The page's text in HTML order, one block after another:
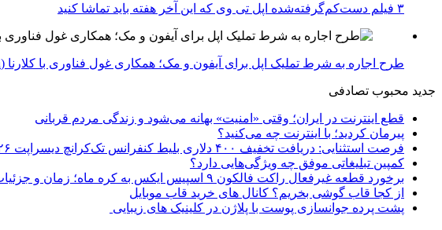
۳ فیلم دست‌کم‌گرفته‌شده اپل تی وی که این آخر هفته باید تماشا کنید
طرح اجاره به شرط تملیک اپل برای آیفون و مک؛ همکاری غول فناوری با کلارنا (Klarna)
جدید محبوب تصادفی
قطع اینترنت در ایران؛ وقتی «امنیت» بهانه می‌شود و زندگی مردم قربانی
پیرمان کردید؛ با اینترنت چه می‌کنید؟
فرصت استثنایی: دریافت تخفیف ۴۰۰ دلاری بلیط کنفرانس تک‌کرانچ دیسراپت ۲۰۲۶
کمپین تبلیغاتی موفق چه ویژگی‌هایی دارد؟
برخورد قطعه غیرفعال راکت فالکون ۹ اسپیس ایکس به کره ماه؛ زمان و جزئیات دقیق حادثه
از کجا قاب گوشی بخریم؟ کانال های خرید قاب موبایل
پشت پرده جوانسازی پوست با پلاژن در کلینیک های زیبایی